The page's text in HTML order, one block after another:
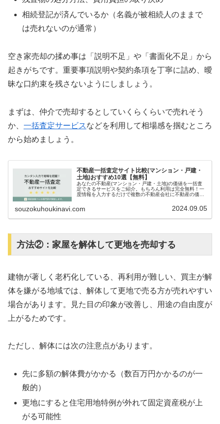
相続登記が済んでいるか（名義が被相続人のままで
は売れないのが通常）
空き家売却の揉め事は「説明不足」や「書面化不足」から
起きがちです。重要事項説明や契約条項を丁寧に詰め、曖
昧な口約束を残さないようにしましょう。
まずは、仲介で売却するとしていくらくらいで売れそう
か、 一括査定サービスなどを利用して相場感を掴むところ
から始めましょう。
不動産一括査定サイト比較(マンション・戸建・
土地)おすすめ10選【無料】
あなたの不動産(マンション・戸建・土地)の価値を一括査
定できるサービスをご紹介。もちろん利用は完全無料！一
度情報を入力するだけで複数の不動産会社に不動産の価値
souzokuhoukinavi.com 2024.09.05
方法②：家屋を解体して更地を売却する
建物が著しく老朽化している、再利用が難しい、買主が解
体を嫌がる地域では、解体して更地で売る方が売れやすい
場合があります。見た目の印象が改善し、用途の自由度が
上がるためです。
ただし、解体には次の注意点があります。
先に多額の解体費がかかる（数百万円かかるのが一
般的）
更地にすると住宅用地特例が外れて固定資産税が上
がる可能性